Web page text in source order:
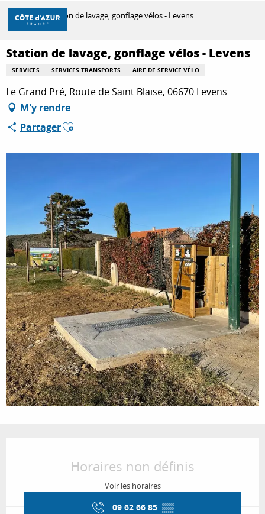
Aller
contenu
principal
DÉCOUVRIR
À FAIRE
SÉJOURNER
Accueil Station de lavage, gonflage vélos - Levens
Station de lavage, gonflage vélos - Levens
SERVICES SERVICES TRANSPORTS AIRE DE SERVICE VÉLO
Le Grand Pré, Route de Saint Blaise, 06670 Levens
M'y rendre
PartagerAjouter aux favoris
Horaires non définis
Voir les horaires
09 62 66 85 ▒▒